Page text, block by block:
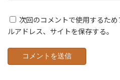
次回のコメントで使用するた
ルアドレス、サイトを保存する。